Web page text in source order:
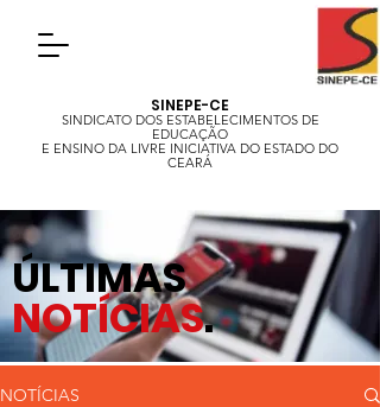
SINEPE-CE
SINDICATO DOS ESTABELECIMENTOS DE
EDUCAÇÃO
E ENSINO DA LIVRE INICIATIVA DO ESTADO DO
CEARÁ
ÚLTIMAS
NOTÍCIAS.
NOTÍCIAS